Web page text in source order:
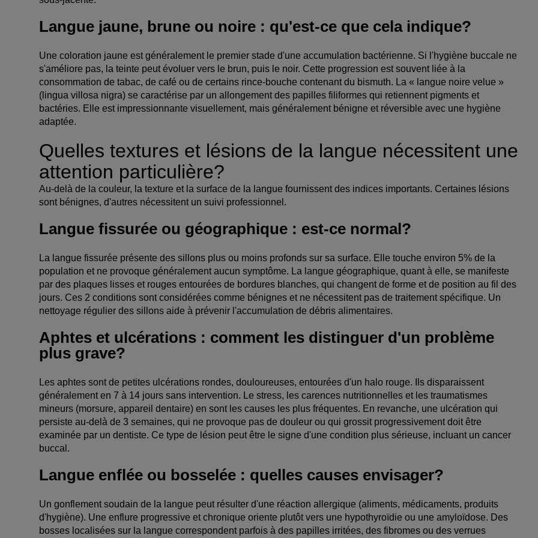
Langue jaune, brune ou noire : qu'est-ce que cela indique?
Une coloration jaune est généralement le premier stade d'une accumulation bactérienne. Si l'hygiène buccale ne
s'améliore pas, la teinte peut évoluer vers le brun, puis le noir. Cette progression est souvent liée à la
consommation de tabac, de café ou de certains rince-bouche contenant du bismuth. La « langue noire velue »
(lingua villosa nigra) se caractérise par un allongement des papilles filiformes qui retiennent pigments et
bactéries. Elle est impressionnante visuellement, mais généralement bénigne et réversible avec une hygiène
adaptée.
Quelles textures et lésions de la langue nécessitent une
attention particulière?
Au-delà de la couleur, la texture et la surface de la langue fournissent des indices importants. Certaines lésions
sont bénignes, d'autres nécessitent un suivi professionnel.
Langue fissurée ou géographique : est-ce normal?
La langue fissurée présente des sillons plus ou moins profonds sur sa surface. Elle touche environ 5% de la
population et ne provoque généralement aucun symptôme. La langue géographique, quant à elle, se manifeste
par des plaques lisses et rouges entourées de bordures blanches, qui changent de forme et de position au fil des
jours. Ces 2 conditions sont considérées comme bénignes et ne nécessitent pas de traitement spécifique. Un
nettoyage régulier des sillons aide à prévenir l'accumulation de débris alimentaires.
Aphtes et ulcérations : comment les distinguer d'un problème
plus grave?
Les aphtes sont de petites ulcérations rondes, douloureuses, entourées d'un halo rouge. Ils disparaissent
généralement en 7 à 14 jours sans intervention. Le stress, les carences nutritionnelles et les traumatismes
mineurs (morsure, appareil dentaire) en sont les causes les plus fréquentes. En revanche, une ulcération qui
persiste au-delà de 3 semaines, qui ne provoque pas de douleur ou qui grossit progressivement doit être
examinée par un dentiste. Ce type de lésion peut être le signe d'une condition plus sérieuse, incluant un cancer
buccal.
Langue enflée ou bosselée : quelles causes envisager?
Un gonflement soudain de la langue peut résulter d'une réaction allergique (aliments, médicaments, produits
d'hygiène). Une enflure progressive et chronique oriente plutôt vers une hypothyroïdie ou une amyloïdose. Des
bosses localisées sur la langue correspondent parfois à des papilles irritées, des fibromes ou des verrues